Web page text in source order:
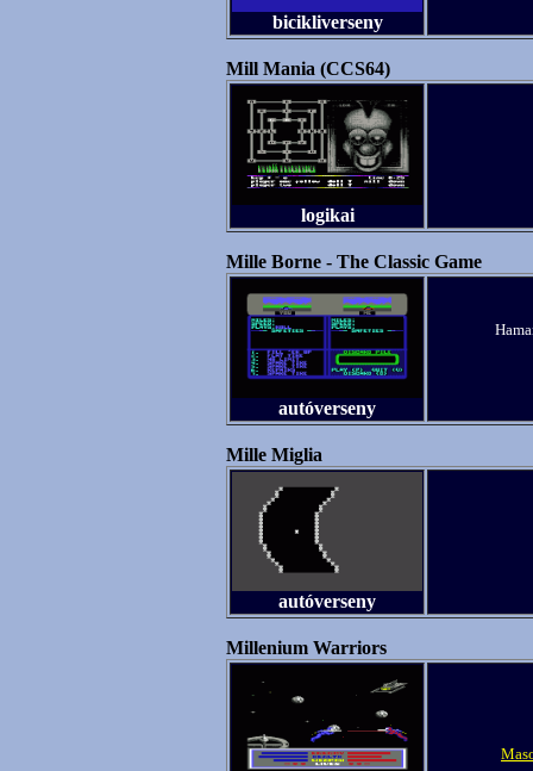
bicikliverseny
Mill Mania (CCS64)
logikai
Mille Borne - The Classic Game
autóverseny
Mille Miglia
autóverseny
Millenium Warriors